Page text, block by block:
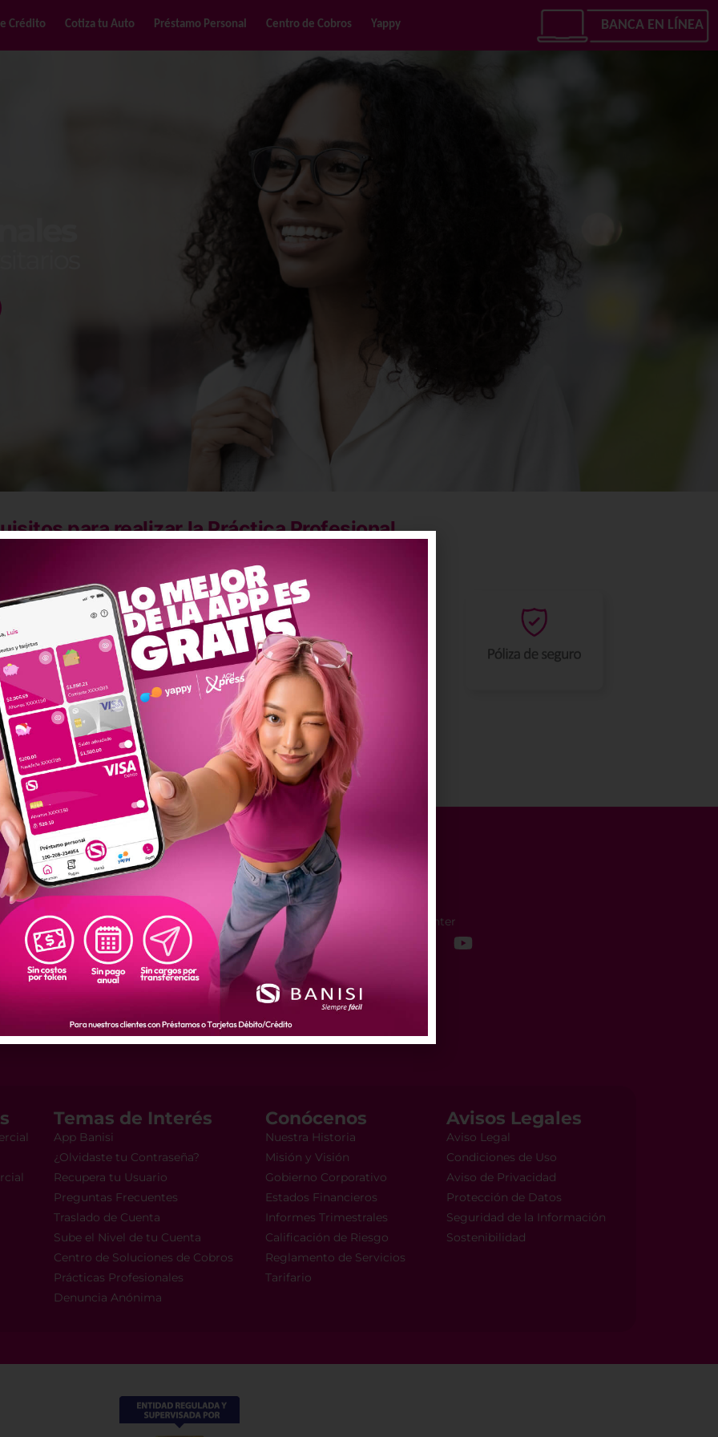
Crédito Cotiza tu Auto Préstamo Personal Centro de Cobros Yappy BANCA EN LÍNEA
para realizar la Práctica Profesional
Enviar información a ysoto@banisipanama.com
Costa del Este
Avenida Centenario, Plaza 770
Lunes a Viernes de 9:30 a.m. a 5:30 p.m.
Sábados de 9:00 a.m. a 1:00 p.m.
Centennial
P.H. Centennial Plaza
Lunes a Viernes de 9:30 a.m. a 5:30 p.m.
Teléfono
(+507) 305-8300
Contact Center
WhatsApp Call Center
Temas de Interés
App Banisi
¿Olvidaste tu Contraseña?
Recupera tu Usuario
Preguntas Frecuentes
Traslado de Cuenta
Sube el Nivel de tu Cuenta
Centro de Soluciones de Cobros
Prácticas Profesionales
Denuncia Anónima
Conócenos
Nuestra Historia
Misión y Visión
Gobierno Corporativo
Estados Financieros
Informes Trimestrales
Calificación de Riesgo
Reglamento de Servicios
Tarifario
Avisos Legales
Aviso Legal
Condiciones de Uso
Aviso de Privacidad
Protección de Datos
Seguridad de la Información
Sostenibilidad